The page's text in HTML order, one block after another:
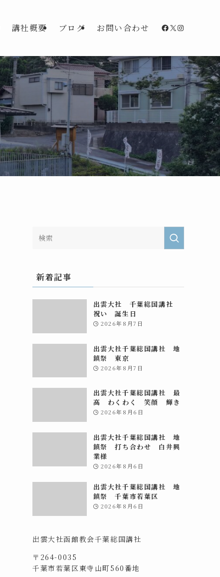
講社概要 ブログ お問い合わせ Facebook
X
新着記事
出雲大社 千葉総国講社
祝い 誕生日
2026年8月7日
出雲大社千葉総国講社 地
鎮祭 東京
2026年8月7日
出雲大社千葉総国講社 最
高 わくわく 笑顔 輝き
2026年8月6日
出雲大社千葉総国講社 地
鎮祭 打ち合わせ 白井興
業様
2026年8月6日
出雲大社千葉総国講社 地
鎮祭 千葉市若葉区
2026年8月6日
出雲大社函館教会千葉総国講社
〒264-0035
千葉市若葉区東寺山町560番地